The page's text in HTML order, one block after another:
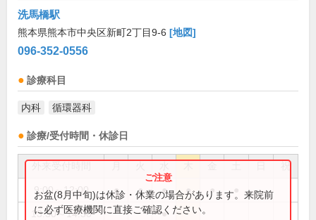
洗馬橋駅
熊本県熊本市中央区新町2丁目9-6 [地図]
096-352-0556
診療科目
内科 循環器科
診療/受付時間・休診日
祝
9:00～12:00 ● ● ● ● ●
13:30～14:30 ●
お盆(8月中旬)は休診・休業の場合があります。来院前
に必ず医療機関に直接ご確認ください。